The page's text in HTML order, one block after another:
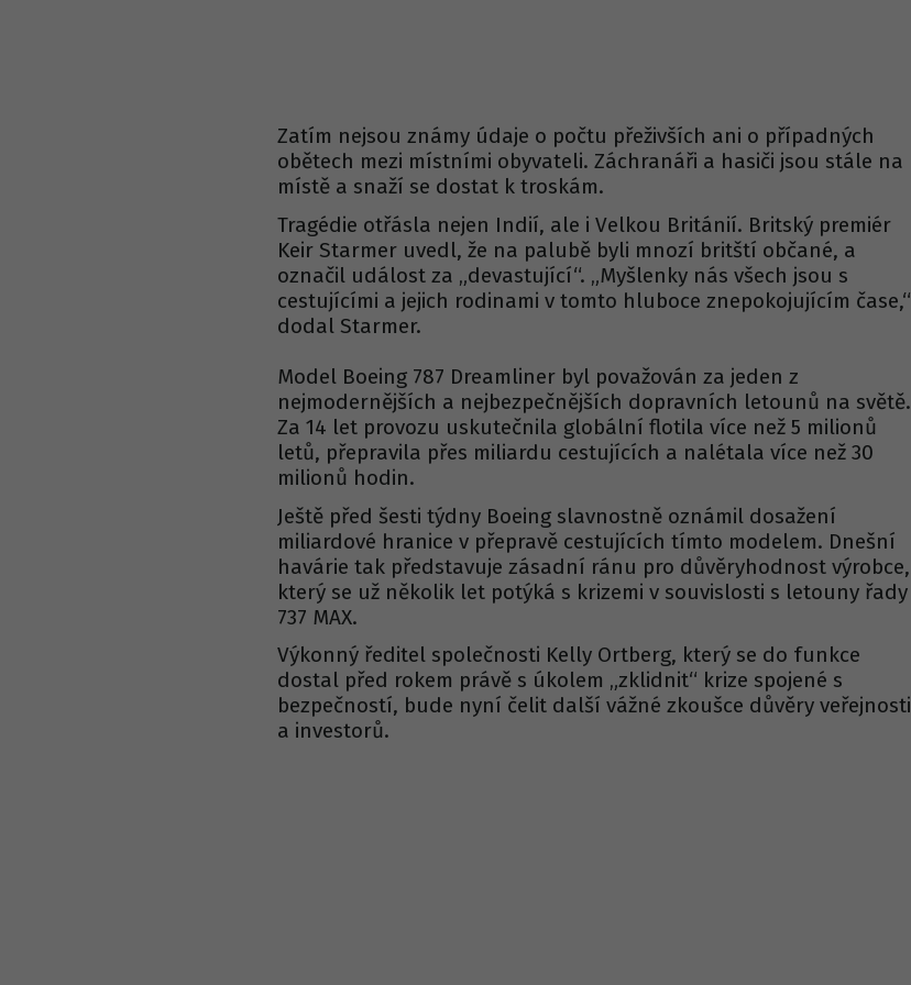
Zatím nejsou známy údaje o počtu přeživších ani o případných
obětech mezi místními obyvateli. Záchranáři a hasiči jsou stále na
místě a snaží se dostat k troskám.
Tragédie otřásla nejen Indií, ale i Velkou Británií. Britský premiér
Keir Starmer uvedl, že na palubě byli mnozí britští občané, a
označil událost za „devastující“. „Myšlenky nás všech jsou s
cestujícími a jejich rodinami v tomto hluboce znepokojujícím čase,“
dodal Starmer.
Model Boeing 787 Dreamliner byl považován za jeden z
nejmodernějších a nejbezpečnějších dopravních letounů na světě.
Za 14 let provozu uskutečnila globální flotila více než 5 milionů
letů, přepravila přes miliardu cestujících a nalétala více než 30
milionů hodin.
Ještě před šesti týdny Boeing slavnostně oznámil dosažení
miliardové hranice v přepravě cestujících tímto modelem. Dnešní
havárie tak představuje zásadní ránu pro důvěryhodnost výrobce,
který se už několik let potýká s krizemi v souvislosti s letouny řady
737 MAX.
Výkonný ředitel společnosti Kelly Ortberg, který se do funkce
dostal před rokem právě s úkolem „zklidnit“ krize spojené s
bezpečností, bude nyní čelit další vážné zkoušce důvěry veřejnosti
a investorů.